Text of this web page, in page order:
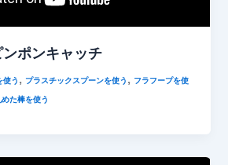
ポンキャッチ
使う , プラスチックスプーンを使う , フラフープを使
た棒を使う